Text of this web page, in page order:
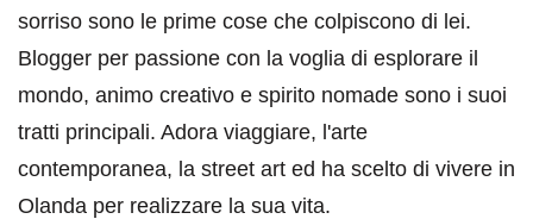
sorriso sono le prime cose che colpiscono di lei.
Blogger per passione con la voglia di esplorare il
mondo, animo creativo e spirito nomade sono i suoi
tratti principali. Adora viaggiare, l'arte
contemporanea, la street art ed ha scelto di vivere in
Olanda per realizzare la sua vita.